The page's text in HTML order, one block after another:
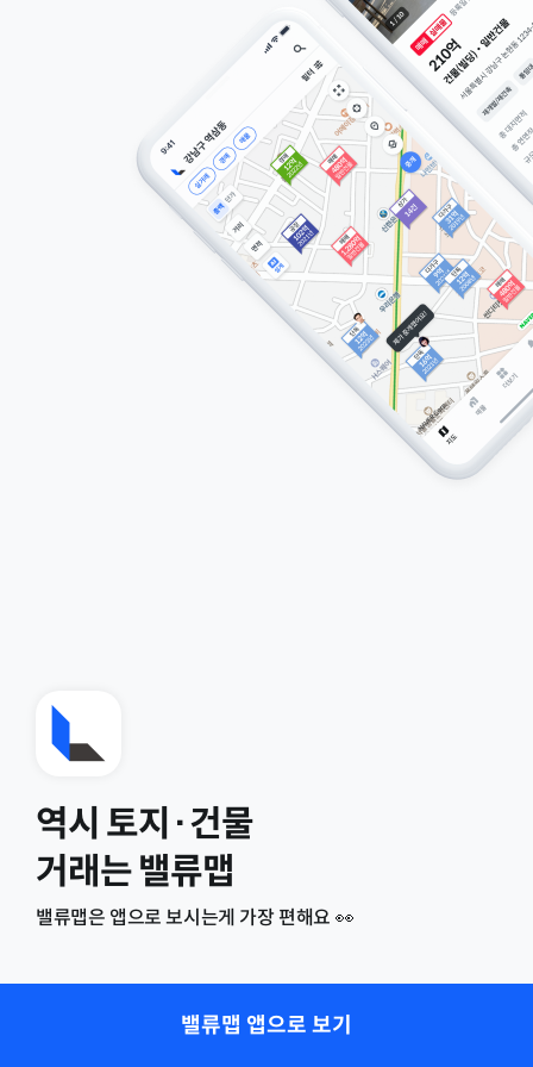
역시 토지·건물
거래는 밸류맵
밸류맵은 앱으로 보시는게 가장 편해요 👀
밸류맵 앱으로 보기